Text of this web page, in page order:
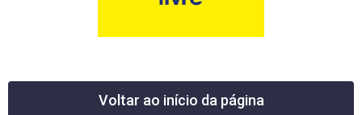
Voltar ao início da página